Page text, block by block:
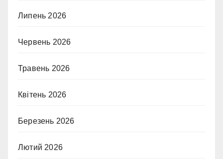
Липень 2026
Червень 2026
Травень 2026
Квітень 2026
Березень 2026
Лютий 2026